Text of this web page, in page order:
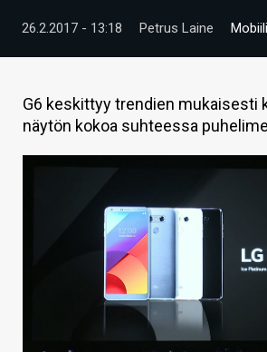
VIDEOT
TECHBBS
TIETOA
HINTA.FI
26.2.2017 - 13:18 Petrus Laine Mobiili
G6 keskittyy trendien mukaisesti
näytön kokoa suhteessa